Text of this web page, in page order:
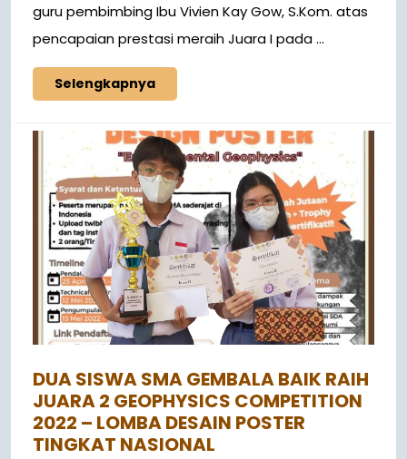
guru pembimbing Ibu Vivien Kay Gow, S.Kom. atas
pencapaian prestasi meraih Juara I pada ...
Selengkapnya
DUA SISWA SMA GEMBALA BAIK RAIH
JUARA 2 GEOPHYSICS COMPETITION
2022 – LOMBA DESAIN POSTER
TINGKAT NASIONAL